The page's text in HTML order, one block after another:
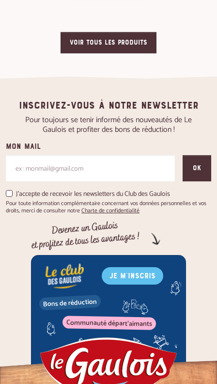
VOIR TOUS LES PRODUITS
Inscrivez-vous à notre newsletter
Pour toujours se tenir informé des nouveautés de Le
Gaulois et profiter des bons de réduction !
Mon mail
OK
J'accepte de recevoir les newsletters du Club des Gaulois
Pour toute information complémentaire concernant vos données personnelles et vos
droits, merci de consulter notreCharte de confidentialité
Devenez un Gaulois
et profitez de tous les avantages !
JE M'INSCRIS
Bons de réduction
Communauté départ'aimants